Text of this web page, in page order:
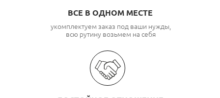
ВСЕ В ОДНОМ МЕСТЕ
укомплектуем заказ под ваши нужды,
всю рутину возьмем на себя